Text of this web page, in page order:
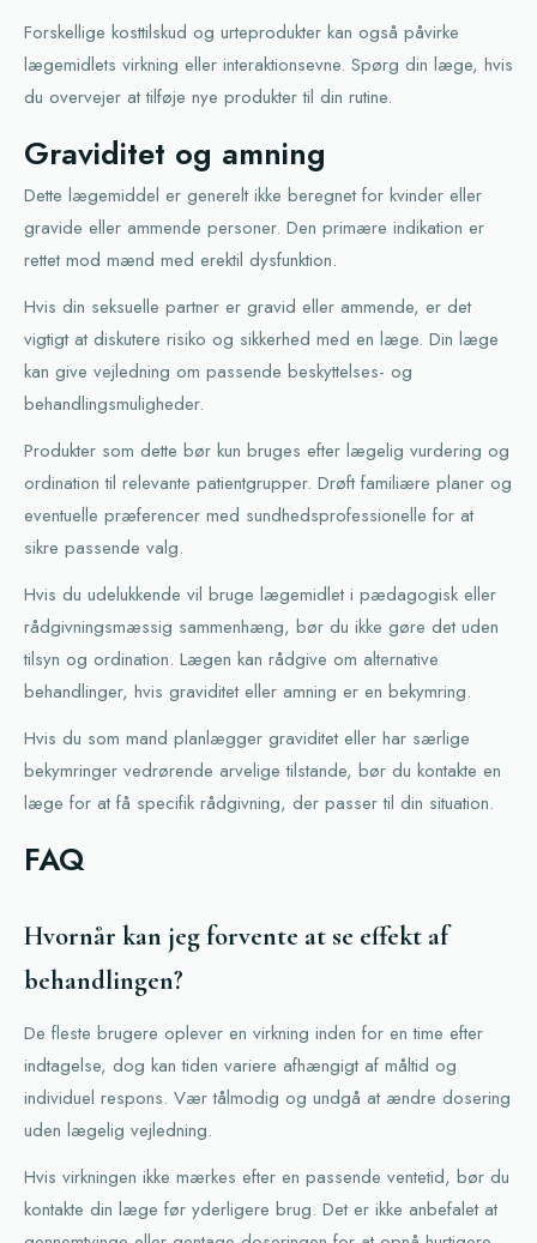
Forskellige kosttilskud og urteprodukter kan også påvirke
lægemidlets virkning eller interaktionsevne. Spørg din læge, hvis
du overvejer at tilføje nye produkter til din rutine.
Graviditet og amning
Dette lægemiddel er generelt ikke beregnet for kvinder eller
gravide eller ammende personer. Den primære indikation er
rettet mod mænd med erektil dysfunktion.
Hvis din seksuelle partner er gravid eller ammende, er det
vigtigt at diskutere risiko og sikkerhed med en læge. Din læge
kan give vejledning om passende beskyttelses- og
behandlingsmuligheder.
Produkter som dette bør kun bruges efter lægelig vurdering og
ordination til relevante patientgrupper. Drøft familiære planer og
eventuelle præferencer med sundhedsprofessionelle for at
sikre passende valg.
Hvis du udelukkende vil bruge lægemidlet i pædagogisk eller
rådgivningsmæssig sammenhæng, bør du ikke gøre det uden
tilsyn og ordination. Lægen kan rådgive om alternative
behandlinger, hvis graviditet eller amning er en bekymring.
Hvis du som mand planlægger graviditet eller har særlige
bekymringer vedrørende arvelige tilstande, bør du kontakte en
læge for at få specifik rådgivning, der passer til din situation.
FAQ
Hvornår kan jeg forvente at se effekt af
behandlingen?
De fleste brugere oplever en virkning inden for en time efter
indtagelse, dog kan tiden variere afhængigt af måltid og
individuel respons. Vær tålmodig og undgå at ændre dosering
uden lægelig vejledning.
Hvis virkningen ikke mærkes efter en passende ventetid, bør du
kontakte din læge før yderligere brug. Det er ikke anbefalet at